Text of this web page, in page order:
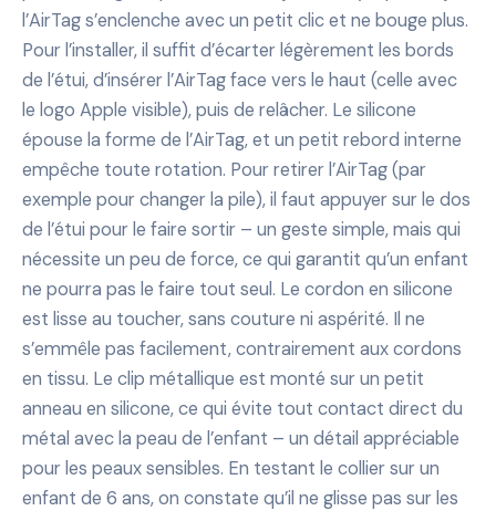
l’AirTag s’enclenche avec un petit clic et ne bouge plus.
Pour l’installer, il suffit d’écarter légèrement les bords
de l’étui, d’insérer l’AirTag face vers le haut (celle avec
le logo Apple visible), puis de relâcher. Le silicone
épouse la forme de l’AirTag, et un petit rebord interne
empêche toute rotation. Pour retirer l’AirTag (par
exemple pour changer la pile), il faut appuyer sur le dos
de l’étui pour le faire sortir – un geste simple, mais qui
nécessite un peu de force, ce qui garantit qu’un enfant
ne pourra pas le faire tout seul. Le cordon en silicone
est lisse au toucher, sans couture ni aspérité. Il ne
s’emmêle pas facilement, contrairement aux cordons
en tissu. Le clip métallique est monté sur un petit
anneau en silicone, ce qui évite tout contact direct du
métal avec la peau de l’enfant – un détail appréciable
pour les peaux sensibles. En testant le collier sur un
enfant de 6 ans, on constate qu’il ne glisse pas sur les